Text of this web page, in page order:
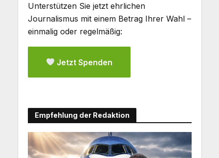
Unterstützen Sie jetzt ehrlichen
Journalismus mit einem Betrag Ihrer Wahl –
einmalig oder regelmäßig:
Jetzt Spenden
Empfehlung der Redaktion